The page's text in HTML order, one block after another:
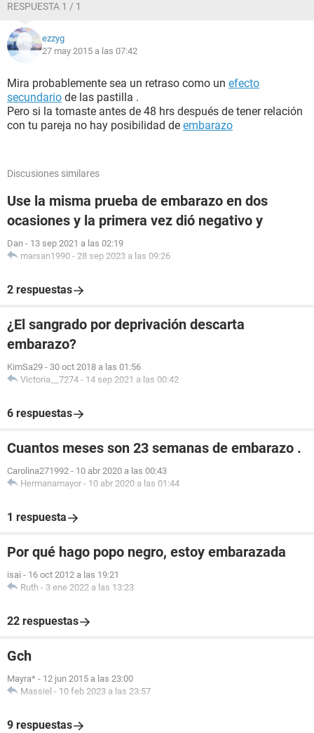
RESPUESTA 1 / 1
ezzyg
27 may 2015 a las 07:42
Mira probablemente sea un retraso como un efecto
secundario de las pastilla .
Pero si la tomaste antes de 48 hrs después de tener relación
con tu pareja no hay posibilidad de embarazo
Discusiones similares
Use la misma prueba de embarazo en dos
ocasiones y la primera vez dió negativo y
Dan - 13 sep 2021 a las 02:19
marsan1990 - 28 sep 2023 a las 09:26
2 respuestas
¿El sangrado por deprivación descarta
embarazo?
KimSa29 - 30 oct 2018 a las 01:56
Victoria__7274 - 14 sep 2021 a las 00:42
6 respuestas
Cuantos meses son 23 semanas de embarazo .
Carolina271992 - 10 abr 2020 a las 00:43
Hermanamayor - 10 abr 2020 a las 01:44
1 respuesta
Por qué hago popo negro, estoy embarazada
isai - 16 oct 2012 a las 19:21
Ruth - 3 ene 2022 a las 13:23
22 respuestas
Gch
Mayra* - 12 jun 2015 a las 23:00
Massiel - 10 feb 2023 a las 23:57
9 respuestas